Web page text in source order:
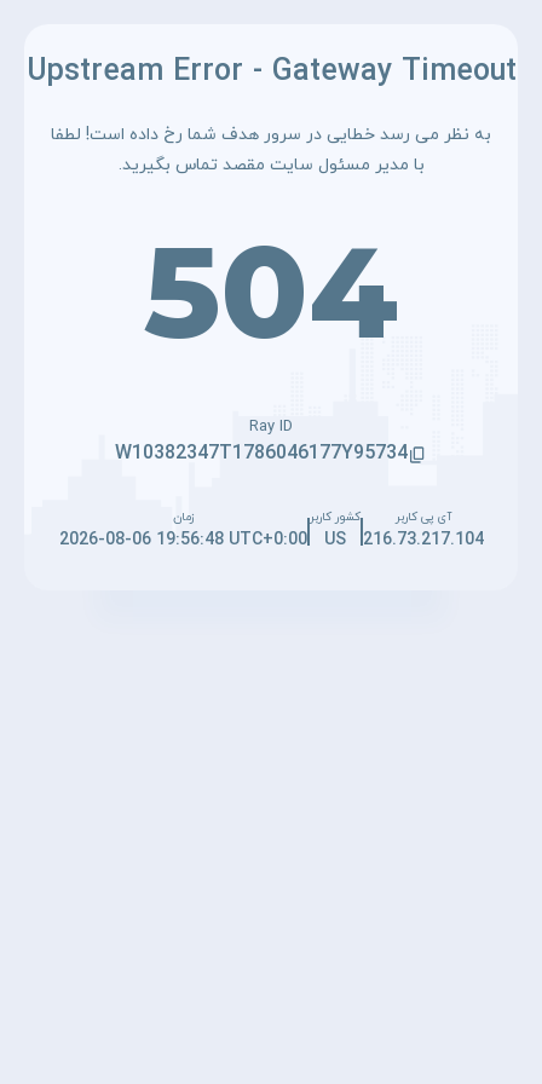
Upstream Error - Gateway Timeout
به نظر می رسد خطایی در سرور هدف شما رخ داده است! لطفا
با مدیر مسئول سایت مقصد تماس بگیرید.
504
Ray ID
W10382347T1786046177Y95734
آی پی کاربر
216.73.217.104
کشور کاربر
US
زمان
2026-08-06 19:56:48 UTC+0:00